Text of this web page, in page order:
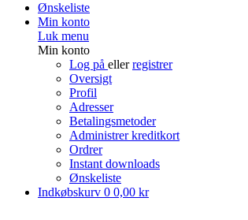
Ønskeliste
Min konto
Luk menu
Min konto
Log på ellerregistrer
Oversigt
Profil
Adresser
Betalingsmetoder
Administrer kreditkort
Ordrer
Instant downloads
Ønskeliste
Indkøbskurv 0 0,00 kr